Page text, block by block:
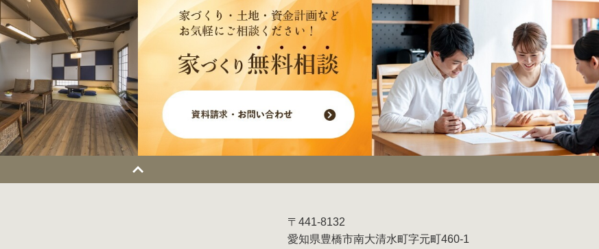
〒441-8132
愛知県豊橋市南大清水町字元町460-1